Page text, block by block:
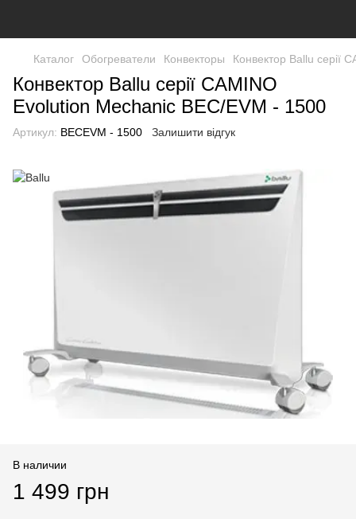
Каталог Обогреватели Конвекторы Конвектор Ballu серії
Конвектор Ballu серії CAMINO
Evolution Mechanic BEC/EVM - 1500
Артикул: BECEVM - 1500 Залишити відгук
В наличии
1 499 грн